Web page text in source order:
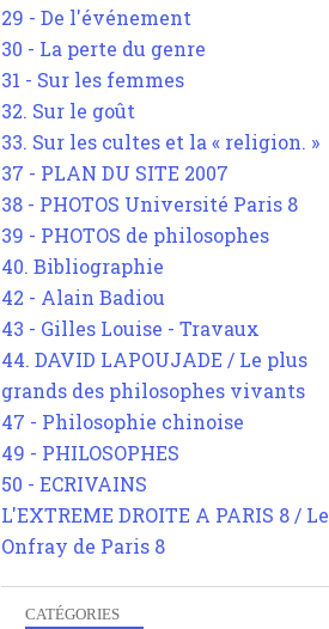
29 - De l'événement
30 - La perte du genre
31 - Sur les femmes
32. Sur le goût
33. Sur les cultes et la « religion. »
37 - PLAN DU SITE 2007
38 - PHOTOS Université Paris 8
39 - PHOTOS de philosophes
40. Bibliographie
42 - Alain Badiou
43 - Gilles Louise - Travaux
44. DAVID LAPOUJADE / Le plus
grands des philosophes vivants
47 - Philosophie chinoise
49 - PHILOSOPHES
50 - ECRIVAINS
L'EXTREME DROITE A PARIS 8 / Le
Onfray de Paris 8
CATÉGORIES